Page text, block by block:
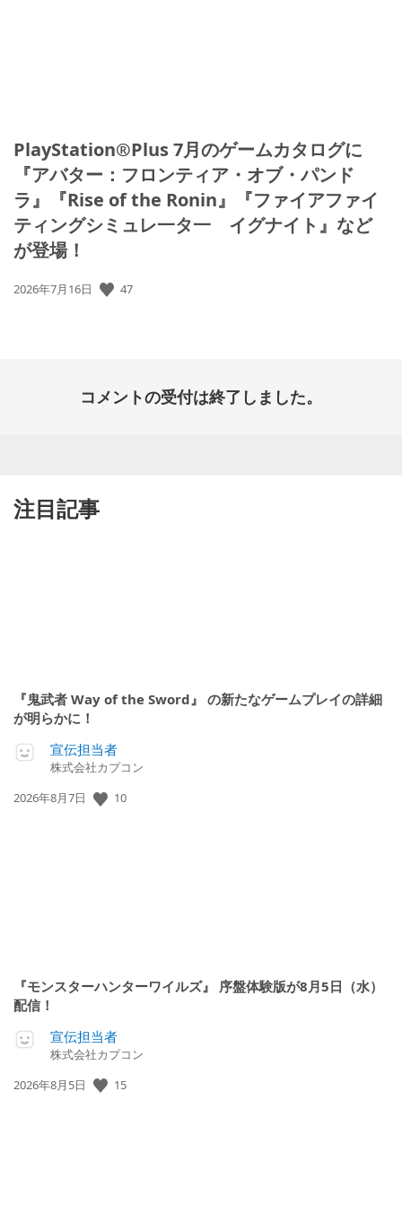
PlayStation®Plus 7月のゲームカタログに
『アバター：フロンティア・オブ・パンド
ラ』『Rise of the Ronin』『ファイアファイ
ティングシミュレ一タ一 イグナイト』など
が登場！
公
2026年7月16日 47
コメントの受付は終了しました。
注目記事
『鬼武者 Way of the Sword』 の新たなゲームプレイの詳細
が明らかに！
宣伝担当者
株式会社カプコン
公
2026年8月7日 10
『モンスターハンターワイルズ』 序盤体験版が8月5日（水）
配信！
宣伝担当者
株式会社カプコン
公
2026年8月5日 15